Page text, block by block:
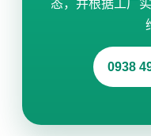
态，并根据工厂
0938